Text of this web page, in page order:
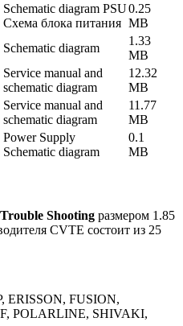
Schematic diagram PSU
Схема блока питания
0.25
MB
Schematic diagram
1.33
MB
Service manual and
schematic diagram
12.32
MB
Service manual and
schematic diagram
11.77
MB
Power Supply
Schematic diagram
0.1
MB
Shooting размером 1.85
CVTE состоит из 25
ERISSON, FUSION,
POLARLINE, SHIVAKI,